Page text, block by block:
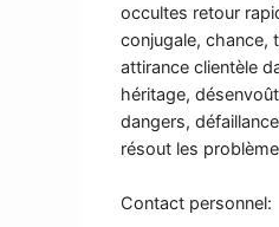
occultes retour
conjugale, chance,
attirance clientèle
héritage,
dangers,
résout les
Contact personnel: